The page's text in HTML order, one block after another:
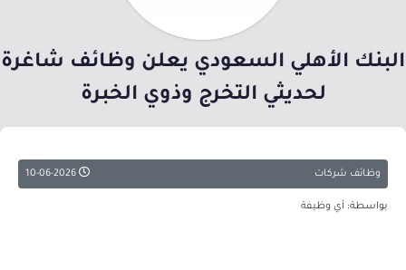
البنك الأهلي السعودي يعلن وظائف شاغرة
لحديثي التخرج وذوي الخبرة
وظائف شركات
بواسطة: أي وظيفة